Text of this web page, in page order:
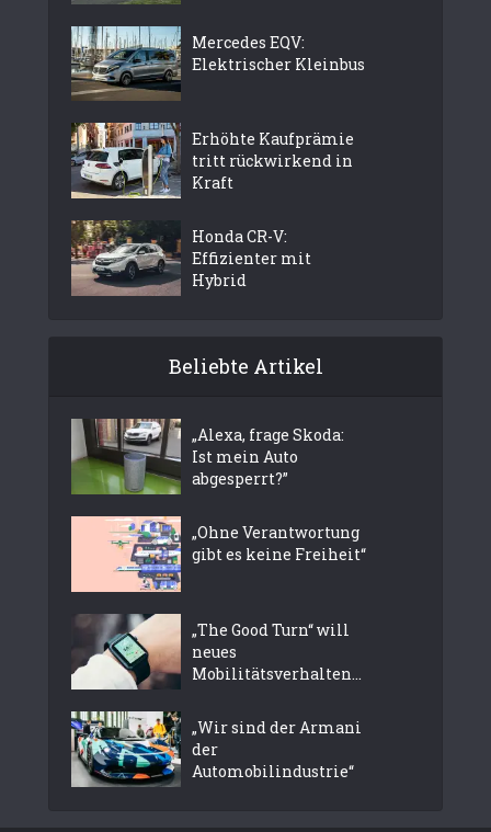
Mercedes EQV:
Elektrischer Kleinbus
Erhöhte Kaufprämie
tritt rückwirkend in
Kraft
Honda CR-V:
Effizienter mit
Hybrid
Beliebte Artikel
„Alexa, frage Skoda:
Ist mein Auto
abgesperrt?”
„Ohne Verantwortung
gibt es keine Freiheit“
„The Good Turn“ will
neues
Mobilitätsverhalten...
„Wir sind der Armani
der
Automobilindustrie“